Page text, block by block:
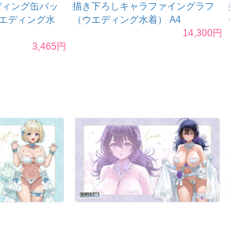
ング缶バッ
ディング水
3,465円
描き下ろしキャラファイングラフ
（ウエディング水着） A4
14,300円